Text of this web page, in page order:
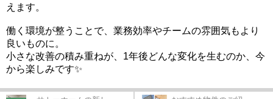
えます。
働く環境が整うことで、業務効率やチームの雰囲気もより
良いものに。
小さな改善の積み重ねが、1年後どんな変化を生むのか、今
から楽しみです✨